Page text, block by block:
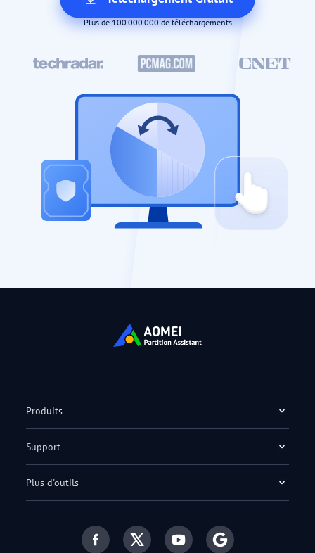
Plus de 100 000 000 de téléchargements
Produits
Support
Plus d'outils